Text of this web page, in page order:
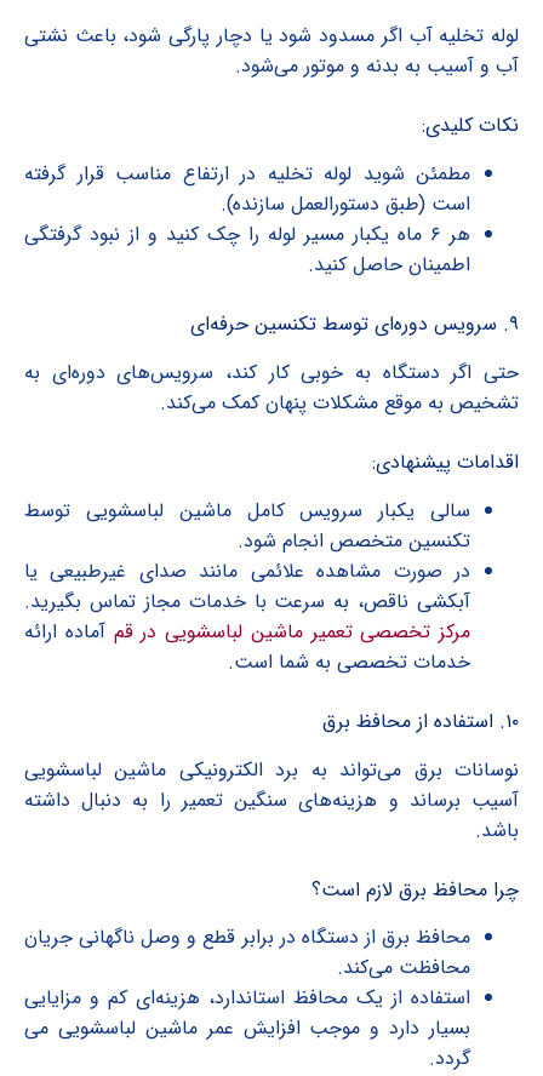
لوله تخلیه آب اگر مسدود شود یا دچار پارگی شود، باعث نشتی
آب و آسیب به بدنه و موتور می‌شود.
نکات کلیدی:
مطمئن شوید لوله تخلیه در ارتفاع مناسب قرار گرفته
است (طبق دستورالعمل سازنده).
هر ۶ ماه یکبار مسیر لوله را چک کنید و از نبود گرفتگی
اطمینان حاصل کنید.
۹. سرویس دوره‌ای توسط تکنسین حرفه‌ای
حتی اگر دستگاه به خوبی کار کند، سرویس‌های دوره‌ای به
تشخیص به موقع مشکلات پنهان کمک می‌کند.
اقدامات پیشنهادی:
سالی یکبار سرویس کامل ماشین لباسشویی توسط
تکنسین متخصص انجام شود.
در صورت مشاهده علائمی مانند صدای غیرطبیعی یا
آبکشی ناقص، به سرعت با خدمات مجاز تماس بگیرید.
مرکز تخصصی تعمیر ماشین لباسشویی در قم آماده ارائه
خدمات تخصصی به شما است.
۱۰. استفاده از محافظ برق
نوسانات برق می‌تواند به برد الکترونیکی ماشین لباسشویی
آسیب برساند و هزینه‌های سنگین تعمیر را به دنبال داشته
باشد.
چرا محافظ برق لازم است؟
محافظ برق از دستگاه در برابر قطع و وصل ناگهانی جریان
محافظت می‌کند.
استفاده از یک محافظ استاندارد، هزینه‌ای کم و مزایایی
بسیار دارد و موجب افزایش عمر ماشین لباسشویی می
گردد.